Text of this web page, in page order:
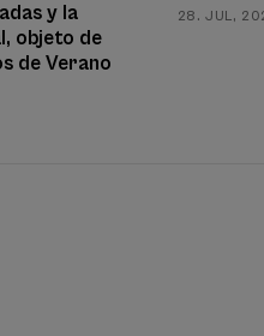
y la
objeto de
de Verano
28. JUL,